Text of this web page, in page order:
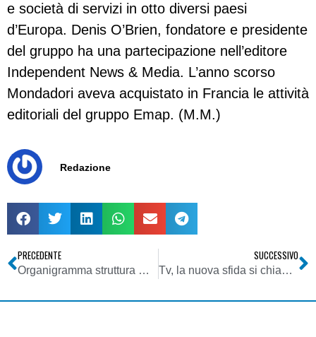
e società di servizi in otto diversi paesi
d’Europa. Denis O’Brien, fondatore e presidente
del gruppo ha una partecipazione nell’editore
Independent News & Media. L’anno scorso
Mondadori aveva acquistato in Francia le attività
editoriali del gruppo Emap. (M.M.)
Redazione
PRECEDENTE
Organigramma struttura Consultmedia – implementazione aree competenze consultive dei singoli partner e collaboratori – aggiornamento
SUCCESSIVO
Tv, la nuova sfida si chiama ‘HD’